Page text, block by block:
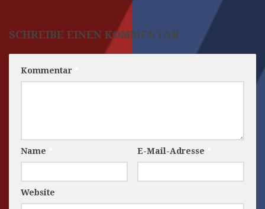
SCHREIBE EINEN KOMMENTAR
Kommentar
Name E-Mail-Adresse
Website